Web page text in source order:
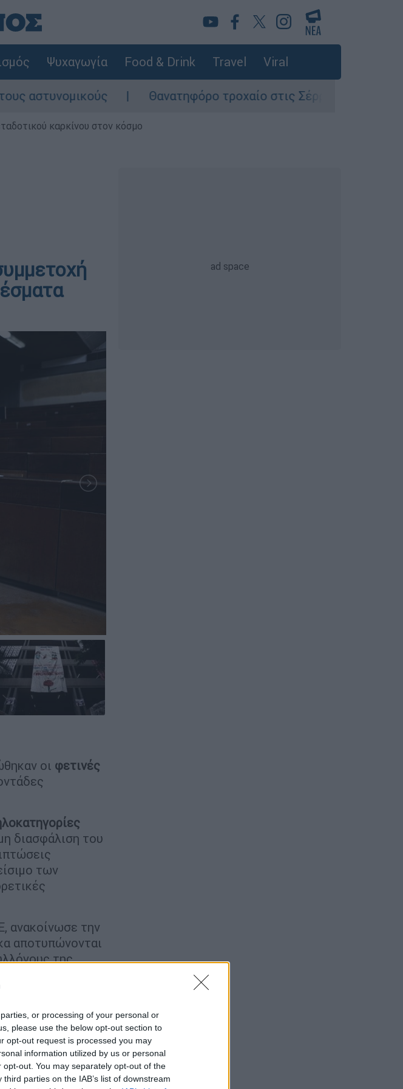
or processing of your personal or
please use the below opt-out section to
opt-out request is processed you may
information utilized by us or personal
out. You may separately opt-out of the
parties on the IAB’s list of downstream
Ψυχαγωγία Food & Drink Travel Viral
Θανατηφόρο τροχαίο στις Σέρρες: «Απόσπαση προσοχής
καρκίνου στον κόσμο
οι φετινές
διασφάλιση του
των
ανακοίνωσε την
αποτυπώνονται
της